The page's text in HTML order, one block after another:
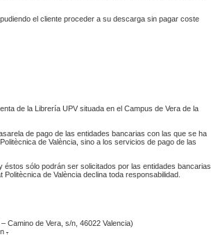
el cliente proceder a su descarga sin pagar coste
de la Librería UPV situada en el Campus de Vera de la
de pago de las entidades bancarias con las que se ha
de València, sino a los servicios de pago de las
sólo podrán ser solicitados por las entidades bancarias,
de València declina toda responsabilidad.
Camino de Vera, s/n, 46022 Valencia)
.